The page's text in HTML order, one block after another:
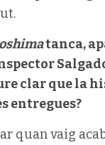
tanca,
clar que la
entregues?
quan vaig